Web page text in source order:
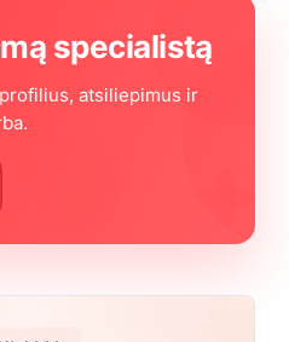
specialistą
atsiliepimus ir